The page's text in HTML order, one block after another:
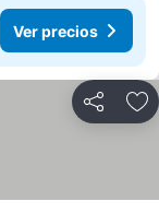
Ver precios
Compartir